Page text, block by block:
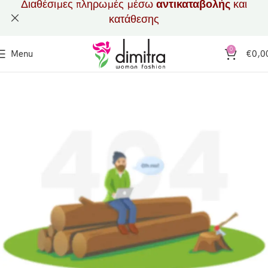
Menu 0 €
Διαθέσιμες πληρωμές μέσω αντικαταβολής και
κατάθεσης